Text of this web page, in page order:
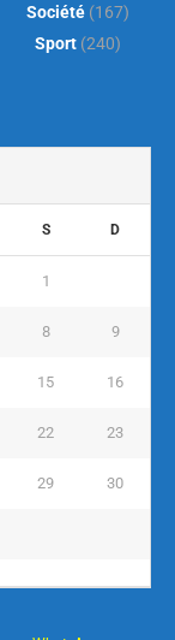
Société(167)
Sport(240)
S D
1
8 9
15 16
22 23
29 30